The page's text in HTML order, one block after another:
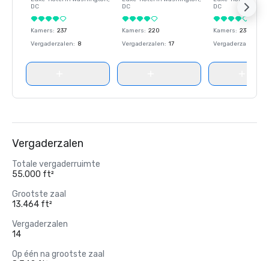
DC
Kamers: 237
Vergaderzalen: 8
DC
Kamers: 220
Vergaderzalen: 17
DC
Kamers: 237
Vergaderzalen
Vergaderzalen
Totale vergaderruimte
55.000 ft²
Grootste zaal
13.464 ft²
Vergaderzalen
14
Op één na grootste zaal